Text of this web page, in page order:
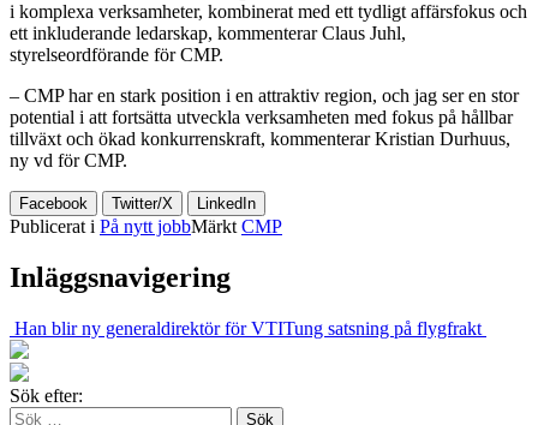
i komplexa verksamheter, kombinerat med ett tydligt affärsfokus och
ett inkluderande ledarskap, kommenterar Claus Juhl,
styrelseordförande för CMP.
– CMP har en stark position i en attraktiv region, och jag ser en stor
potential i att fortsätta utveckla verksamheten med fokus på hållbar
tillväxt och ökad konkurrenskraft, kommenterar Kristian Durhuus,
ny vd för CMP.
Facebook Twitter/X LinkedIn
Publicerat i På nytt jobbMärkt CMP
Inläggsnavigering
Han blir ny generaldirektör för VTITung satsning på flygfrakt
Sök efter: